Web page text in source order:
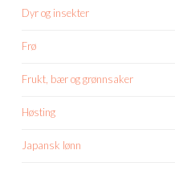
Dyr og insekter
Frø
Frukt, bær og grønnsaker
Høsting
Japansk lønn